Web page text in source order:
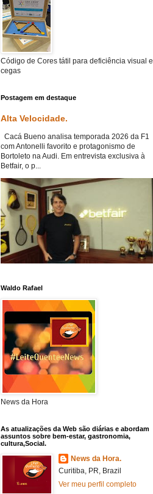
Código de Cores tátil para deficiência visual e
cegas
Postagem em destaque
Alta Velocidade.
Cacá Bueno analisa temporada 2026 da F1
com Antonelli favorito e protagonismo de
Bortoleto na Audi. Em entrevista exclusiva à
Betfair, o p...
Waldo Rafael
News da Hora
As atualizações da Web são diárias e abordam
assuntos sobre bem-estar, gastronomia,
cultura,Social.
News da Hora.
Curitiba, PR, Brazil
Ver meu perfil completo